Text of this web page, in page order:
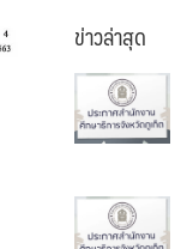
ข่าวล่าสุด